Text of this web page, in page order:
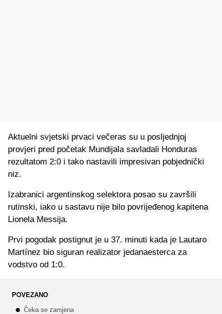
Aktuelni svjetski prvaci večeras su u posljednjoj
provjeri pred početak Mundijala savladali Honduras
rezultatom 2:0 i tako nastavili impresivan pobjednički
niz.
Izabranici argentinskog selektora posao su završili
rutinski, iako u sastavu nije bilo povrijeđenog kapitena
Lionela Messija.
Prvi pogodak postignut je u 37. minuti kada je Lautaro
Martínez bio siguran realizator jedanaesterca za
vodstvo od 1:0.
POVEZANO
Čeka se zamjena